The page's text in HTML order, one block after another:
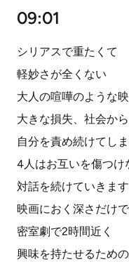
09:01
シリアスで重たくて
軽妙さが全くない
大人の喧嘩のような映
大きな損失、社会から
自分を責め続けてしま
4人はお互いを傷つけ
対話を続けていきます
映画におく深さだけで
密室劇で2時間近く
興味を持たせるため